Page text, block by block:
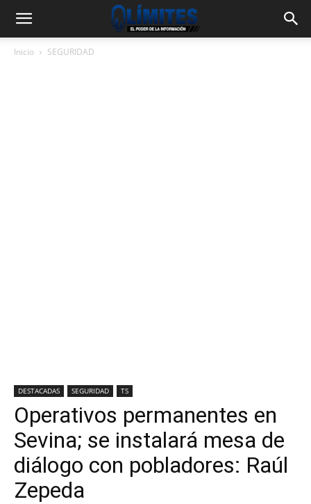
Inicio SEGURIDAD
DESTACADAS SEGURIDAD TS
Operativos permanentes en
Sevina; se instalará mesa de
diálogo con pobladores: Raúl
Zepeda